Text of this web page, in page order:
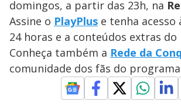
e
o
domingos, a partir das 23h, na
Assine o PlayPlus e tenha
24 horas e a conteúdos extras do
Conheça também a Rede da
comunidade dos fãs do